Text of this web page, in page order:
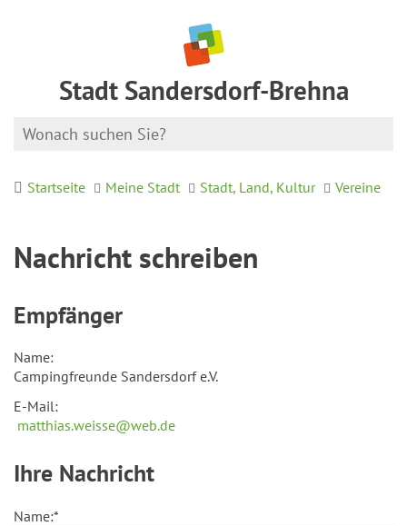
Stadt Sandersdorf-Brehna
Startseite Meine Stadt Stadt, Land, Kultur Vereine
Nachricht schreiben
Empfänger
Name:
Campingfreunde Sandersdorf e.V.
E-Mail:
matthias.weisse@web.de
Ihre Nachricht
Name:*